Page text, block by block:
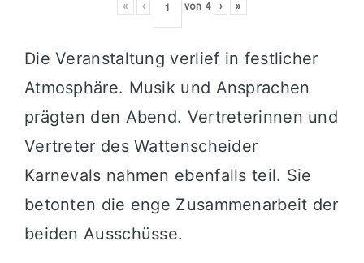
« ‹ von 4 › »
Die Veranstaltung verlief in festlicher
Atmosphäre. Musik und Ansprachen
prägten den Abend. Vertreterinnen und
Vertreter des Wattenscheider
Karnevals nahmen ebenfalls teil. Sie
betonten die enge Zusammenarbeit der
beiden Ausschüsse.